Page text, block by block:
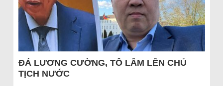
ĐÁ LƯƠNG CƯỜNG, TÔ LÂM LÊN CHỦ
TỊCH NƯỚC